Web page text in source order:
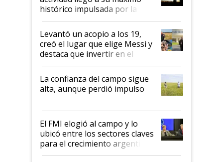
récord
histórico impulsada por la
cosecha y las exportaciones
Levantó un acopio a los 19,
creó el lugar que elige Messi y
destaca que invertir en el
kirchnerismo era como "darle
plata a un hijo para droga":
Juan Félix Rossetti, el libertario
que de una dura crisis salió
de Milei
La confianza del campo sigue
alta, aunque perdió impulso
El FMI elogió al campo y lo
ubicó entre los sectores claves
para el crecimiento argentino